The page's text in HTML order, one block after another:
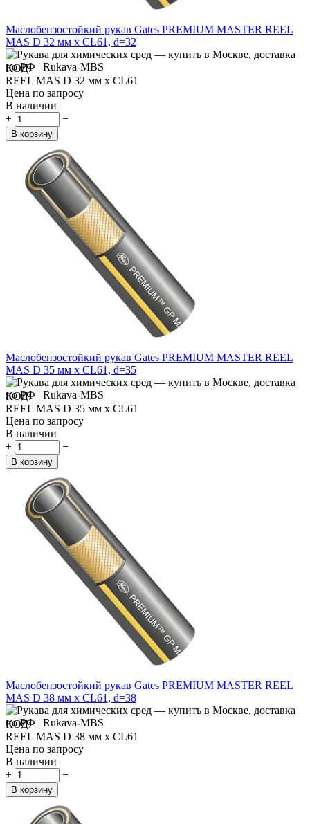
Маслобензостойкий рукав Gates PREMIUM MASTER REEL
MAS D 32 мм x CL61, d=32
КОД:
REEL MAS D 32 мм x CL61
Цена по запросу
В наличии
+
−
В корзину
Маслобензостойкий рукав Gates PREMIUM MASTER REEL
MAS D 35 мм x CL61, d=35
КОД:
REEL MAS D 35 мм x CL61
Цена по запросу
В наличии
+
−
В корзину
Маслобензостойкий рукав Gates PREMIUM MASTER REEL
MAS D 38 мм x CL61, d=38
КОД:
REEL MAS D 38 мм x CL61
Цена по запросу
В наличии
+
−
В корзину